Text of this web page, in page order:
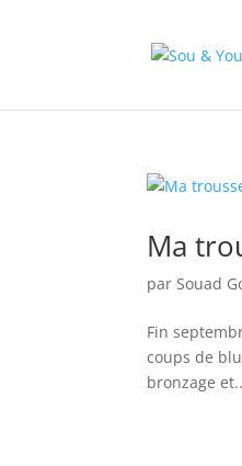
Ma
parSouad
Fin
coups de
bronzage